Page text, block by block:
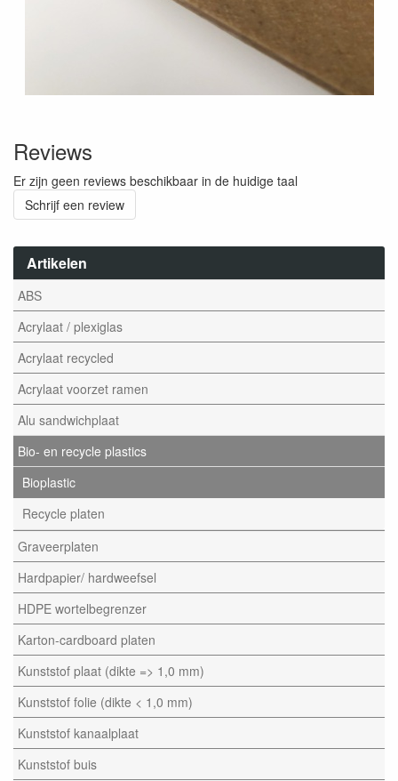
Artikelen
ABS
Acrylaat / plexiglas
Acrylaat recycled
Acrylaat voorzet ramen
Alu sandwichplaat
Bio- en recycle plastics
Bioplastic
Recycle platen
Graveerplaten
Hardpapier/ hardweefsel
HDPE wortelbegrenzer
Karton-cardboard platen
Kunststof plaat (dikte => 1,0 mm)
Kunststof folie (dikte < 1,0 mm)
Kunststof kanaalplaat
Kunststof buis
Reviews
Er zijn geen reviews beschikbaar in de huidige taal
Schrijf een review